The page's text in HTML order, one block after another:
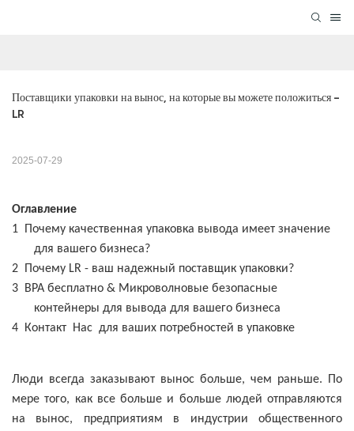
Поставщики упаковки на вынос, на которые вы можете положиться -
LR
2025-07-29
Оглавление
1 Почему качественная упаковка вывода имеет значение
для вашего бизнеса?
2 Почему LR - ваш надежный поставщик упаковки?
3 BPA бесплатно & Микроволновые безопасные
контейнеры для вывода для вашего бизнеса
4 Контакт Нас для ваших потребностей в упаковке
Люди всегда заказывают вынос больше, чем раньше. По
мере того, как все больше и больше людей отправляются
на вынос, предприятиям в индустрии общественного